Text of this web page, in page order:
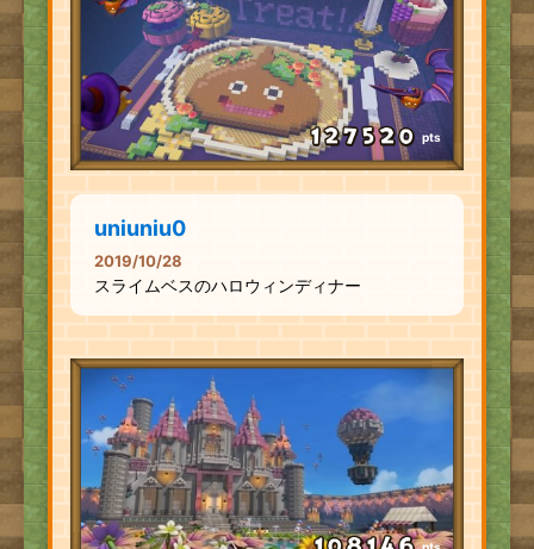
pts
uniuniu0
2019/10/28
スライムベスのハロウィンディナー